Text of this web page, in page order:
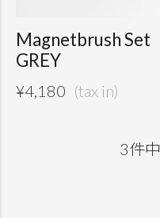
Magnetbrush Set
GREY
¥4,180
3件中